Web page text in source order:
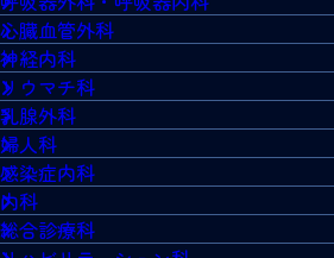
心臓血管外科
神経内科
リウマチ科
乳腺外科
婦人科
感染症内科
内科
総合診療科